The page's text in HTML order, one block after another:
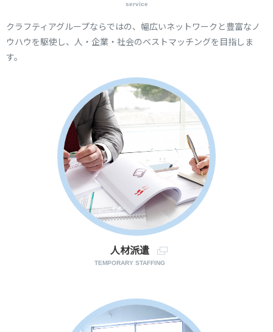
service
クラフティアグループならではの、幅広いネットワークと豊富なノ
ウハウを駆使し、人・企業・社会のベストマッチングを目指しま
す。
人材派遣
TEMPORARY STAFFING